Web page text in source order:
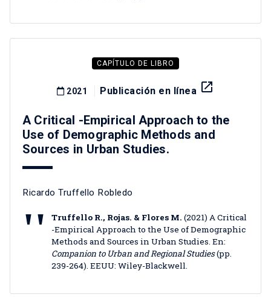
CAPÍTULO DE LIBRO
2021 Publicación en línea launch
A Critical -Empirical Approach to the
Use of Demographic Methods and
Sources in Urban Studies.
Ricardo Truffello Robledo
Truffello R., Rojas. & Flores M. (2021) A Critical
-Empirical Approach to the Use of Demographic
Methods and Sources in Urban Studies. En:
Companion to Urban and Regional Studies(pp.
239-264). EEUU: Wiley-Blackwell.